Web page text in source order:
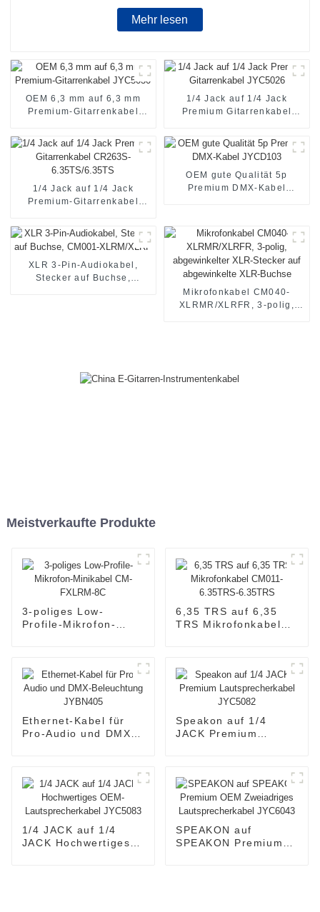
Mehr lesen
OEM 6,3 mm auf 6,3 mm
Premium-Gitarrenkabel
1/4 Jack auf 1/4 Jack
Premium Gitarrenkabel
1/4 Jack auf 1/4 Jack
Premium-Gitarrenkabel
OEM gute Qualität 5p
Premium DMX-Kabel
XLR 3-Pin-Audiokabel,
Stecker auf Buchse,
Mikrofonkabel CM040-
XLRMR/XLRFR, 3-polig,
Meistverkaufte Produkte
3-poliges Low-
Profile-Mikrofon-
6,35 TRS auf 6,35
TRS Mikrofonkabel
Ethernet-Kabel für
Pro-Audio und DMX-
Speakon auf 1/4
JACK Premium
1/4 JACK auf 1/4
JACK Hochwertiges
SPEAKON auf
SPEAKON Premium